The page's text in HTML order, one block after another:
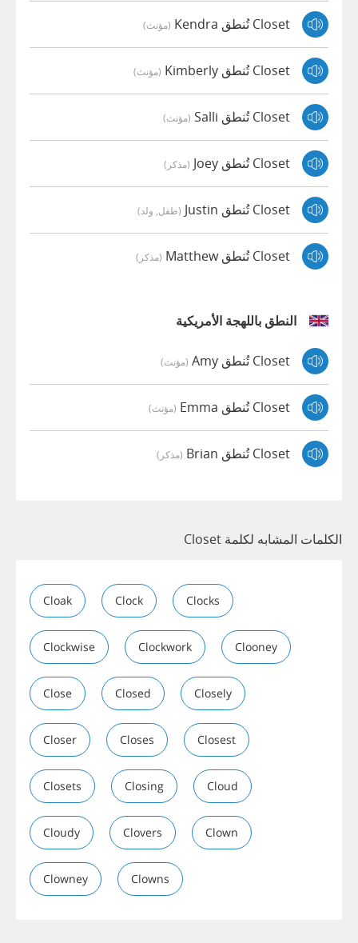
Closet تُنطق Kendra (مؤنث)
Closet تُنطق Kimberly (مؤنث)
Closet تُنطق Salli (مؤنث)
Closet تُنطق Joey (مذكر)
Closet تُنطق Justin (طفل, ولد)
Closet تُنطق Matthew (مذكر)
النطق باللهجة الأمريكية
Closet تُنطق Amy (مؤنث)
Closet تُنطق Emma (مؤنث)
Closet تُنطق Brian (مذكر)
الكلمات المشابه لكلمة Closet
Cloak Clock Clocks
Clockwise Clockwork Clooney
Close Closed Closely
Closer Closes Closest
Closets Closing Cloud
Cloudy Clovers Clown
Clowney Clowns